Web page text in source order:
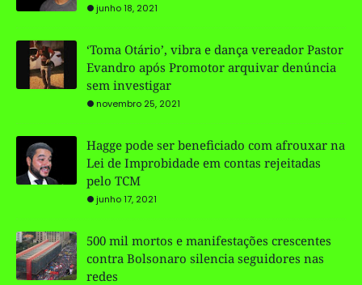
junho 18, 2021
‘Toma Otário’, vibra e dança vereador Pastor
Evandro após Promotor arquivar denúncia
sem investigar
novembro 25, 2021
Hagge pode ser beneficiado com afrouxar na
Lei de Improbidade em contas rejeitadas
pelo TCM
junho 17, 2021
500 mil mortos e manifestações crescentes
contra Bolsonaro silencia seguidores nas
redes